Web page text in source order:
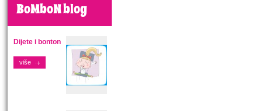
BoMboN blog
Dijete i bonton
više